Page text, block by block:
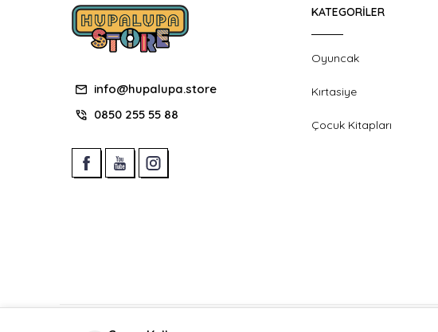
info@hupalupa.store
0850 255 55 88
KATEGORILER
Oyuncak
Kırtasiye
Çocuk Kitapları